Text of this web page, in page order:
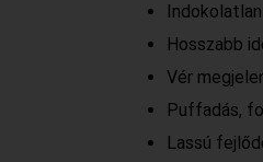
Hosszabb
Vér
Puffadás,
Lassú